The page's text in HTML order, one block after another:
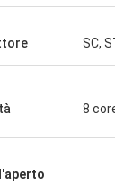
di
insieme
ora distribuiti
SC,
8